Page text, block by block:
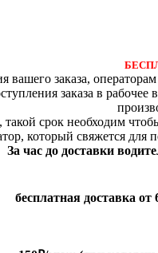
заказа,
заказа в
, такой срок необходим
который свяжется
За час до доставки
бесплатная доставка